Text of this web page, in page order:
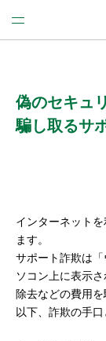
メリット
機能・サービス
偽のセキュ
騙し取るサ
インターネット
ます。
サポート詐欺は
ソコン上に表示
除去などの費用を
以下、詐欺の手